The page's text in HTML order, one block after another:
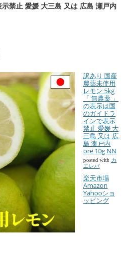
禁止 愛媛 大三島 又は 広島 瀬戸内
訳あり 国産
農薬未使用
レモン 5kg
「 無農薬 」
の表示は国
のガイドラ
インで表示
禁止 愛媛 大
三島 又は 広
島 瀬戸内
ore 10g NN
posted with カ
エレバ
楽天市場
Amazon
Yahooショ
ッピング